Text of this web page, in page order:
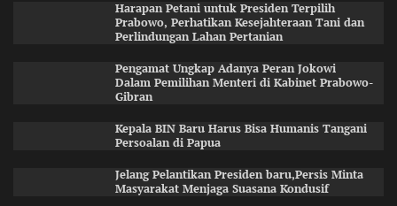
Harapan Petani untuk Presiden Terpilih
Prabowo, Perhatikan Kesejahteraan Tani dan
Perlindungan Lahan Pertanian
Pengamat Ungkap Adanya Peran Jokowi
Dalam Pemilihan Menteri di Kabinet Prabowo-
Gibran
Kepala BIN Baru Harus Bisa Humanis Tangani
Persoalan di Papua
Jelang Pelantikan Presiden baru,Persis Minta
Masyarakat Menjaga Suasana Kondusif